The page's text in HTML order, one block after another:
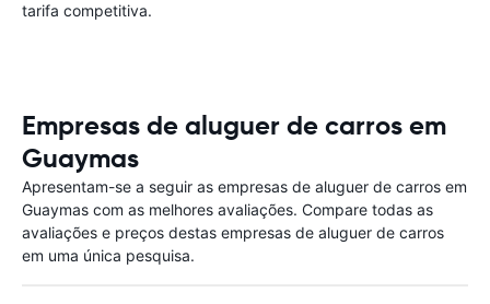
tarifa competitiva.
Empresas de aluguer de carros em
Guaymas
Apresentam-se a seguir as empresas de aluguer de carros em
Guaymas com as melhores avaliações. Compare todas as
avaliações e preços destas empresas de aluguer de carros
em uma única pesquisa.